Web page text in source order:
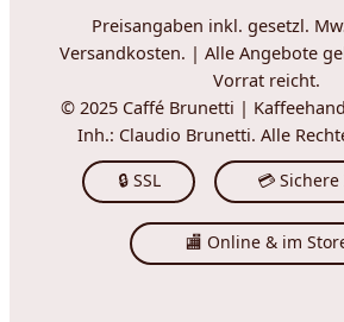
Preisangaben inkl. gesetzl.
Versandkosten. | Alle Angebote
Vorrat reicht.
© 2025 Caffé Brunetti |
Inh.: Claudio Brunetti. Alle
🔒 SSL 💳
🏬 Online & im